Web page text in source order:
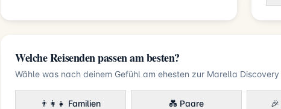
Welche Reisenden passen am besten?
Wähle was nach deinem Gefühl am ehesten zur Marella
👨‍👩‍👧 Familien 💑 Paare